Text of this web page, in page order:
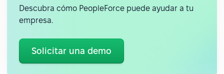
Descubra cómo PeopleForce puede ayudar a tu
empresa.
Solicitar una demo